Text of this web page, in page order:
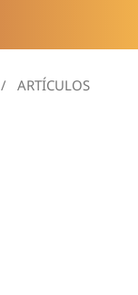
/ ARTÍCULOS